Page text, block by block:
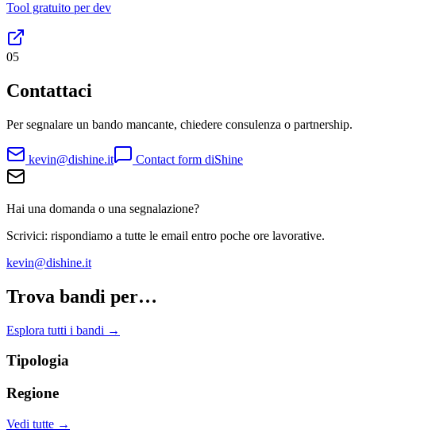
Tool gratuito per dev
05
Contattaci
Per segnalare un bando mancante, chiedere consulenza o partnership.
kevin@dishine.it Contact form diShine
Hai una domanda o una segnalazione?
Scrivici: rispondiamo a tutte le email entro poche ore lavorative.
kevin@dishine.it
Trova bandi per…
Esplora tutti i bandi →
Tipologia
Regione
Vedi tutte →